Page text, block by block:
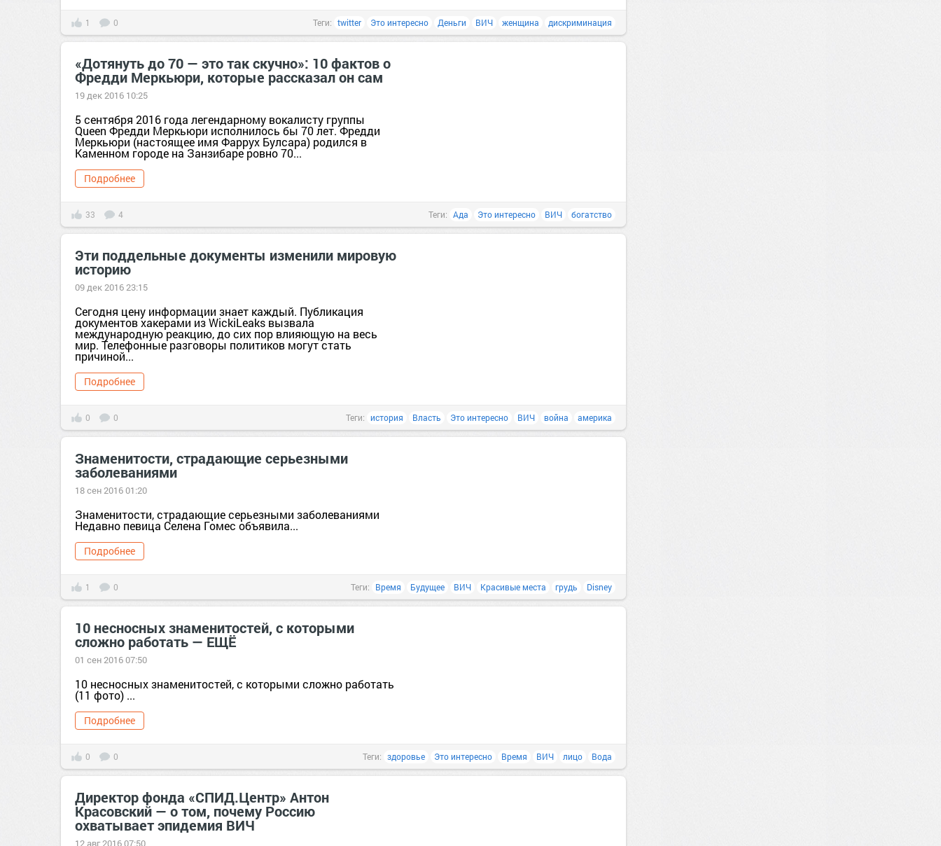
1 0 Теги: twitter Это интересно Деньги ВИЧ женщина дискриминация
«Дотянуть до 70 — это так скучно»: 10 фактов о
‪‪Фредди Меркьюри‬‬, которые рассказал он сам
19 дек 2016 10:25
5 сентября 2016 года легендарному вокалисту группы
Queen Фредди Меркьюри исполнилось бы 70 лет. Фредди
Меркьюри (настоящее имя Фаррух Булсара) родился в
Каменном городе на Занзибаре ровно 70...
Подробнее
33 4 Теги: Ада Это интересно ВИЧ богатство
Эти поддельные документы изменили мировую
историю
09 дек 2016 23:15
Сегодня цену информации знает каждый. Публикация
документов хакерами из WickiLeaks вызвала
международную реакцию, до сих пор влияющую на весь
мир. Телефонные разговоры политиков могут стать
причиной...
Подробнее
0 0 Теги: история Власть Это интересно ВИЧ война америка
Знаменитости, страдающие серьезными
заболеваниями
18 сен 2016 01:20
Знаменитости, страдающие серьезными заболеваниями
Недавно певица Селена Гомес объявила...
Подробнее
1 0 Теги: Время Будущее ВИЧ Красивые места грудь Disney
10 несносных знаменитостей, с которыми
сложно работать — ЕЩЁ
01 сен 2016 07:50
10 несносных знаменитостей, с которыми сложно работать
(11 фото) ...
Подробнее
0 0 Теги: здоровье Это интересно Время ВИЧ лицо Вода
Директор фонда «СПИД.Центр» Антон
Красовский — о том, почему Россию
охватывает эпидемия ВИЧ
12 авг 2016 07:50